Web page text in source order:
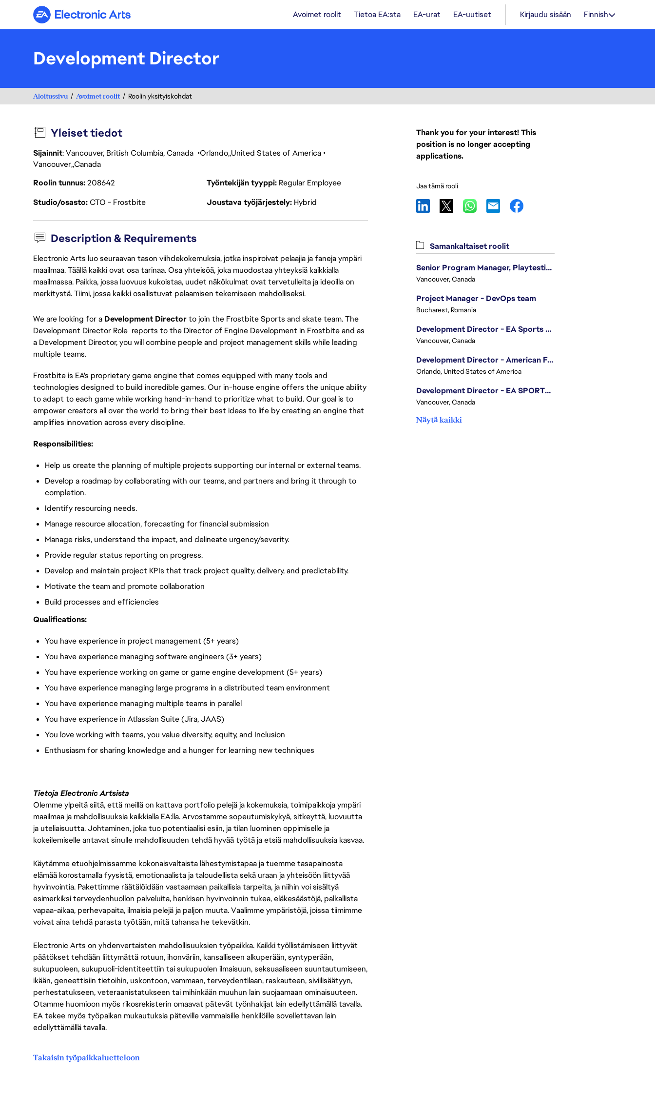
Electronic Arts Avoimet roolit Tietoa EA:sta EA-urat EA-uutiset Kirjaudu sisään Finnish
Development Director
Aloitussivu Avoimet roolit Roolin yksityiskohdat
Yleiset tiedot
Sijainnit: Vancouver, British Columbia, Canada Orlando United States of America
Vancouver Canada
Roolin tunnus208642 Työntekijän tyyppi Regular Employee
Studio/osastoCTO - Frostbite Joustava työjärjestely Hybrid
Description & Requirements
Electronic Arts luo seuraavan tason viihdekokemuksia, jotka inspiroivat pelaajia ja faneja ympäri
maailmaa. Täällä kaikki ovat osa tarinaa. Osa yhteisöä, joka muodostaa yhteyksiä kaikkialla
maailmassa. Paikka, jossa luovuus kukoistaa, uudet näkökulmat ovat tervetulleita ja ideoilla on
merkitystä. Tiimi, jossa kaikki osallistuvat pelaamisen tekemiseen mahdolliseksi.
We are looking for a Development Directorto join the Frostbite Sports and skate team. The
Development Director Role reports to the Director of Engine Development in Frostbite and as
a Development Director, you will combine people and project management skills while leading
multiple teams.
Frostbite is EA's proprietary game engine that comes equipped with many tools and
technologies designed to build incredible games. Our in-house engine offers the unique ability
to adapt to each game while working hand-in-hand to prioritize what to build. Our goal is to
empower creators all over the world to bring their best ideas to life by creating an engine that
amplifies innovation across every discipline.
Responsibilities:
Help us create the planning of multiple projects supporting our internal or external teams.
Develop a roadmap by collaborating with our teams, and partners and bring it through to
completion.
Identify resourcing needs.
Manage resource allocation, forecasting for financial submission
Manage risks, understand the impact, and delineate urgency/severity.
Provide regular status reporting on progress.
Develop and maintain project KPIs that track project quality, delivery, and predictability.
Motivate the team and promote collaboration
Build processes and efficiencies
Qualifications:
You have experience in project management (5+ years)
You have experience managing software engineers (3+ years)
You have experience working on game or game engine development (5+ years)
You have experience managing large programs in a distributed team environment
You have experience managing multiple teams in parallel
You have experience in Atlassian Suite (Jira, JAAS)
You love working with teams, you value diversity, equity, and Inclusion
Enthusiasm for sharing knowledge and a hunger for learning new techniques
Tietoja Electronic Artsista
Olemme ylpeitä siitä, että meillä on kattava portfolio pelejä ja kokemuksia, toimipaikkoja ympäri
maailmaa ja mahdollisuuksia kaikkialla EA:lla. Arvostamme sopeutumiskykyä, sitkeyttä, luovuutta
ja uteliaisuutta. Johtaminen, joka tuo potentiaalisi esiin, ja tilan luominen oppimiselle ja
kokeilemiselle antavat sinulle mahdollisuuden tehdä hyvää työtä ja etsiä mahdollisuuksia kasvaa.
Käytämme etuohjelmissamme kokonaisvaltaista lähestymistapaa ja tuemme tasapainosta
elämää korostamalla fyysistä, emotionaalista ja taloudellista sekä uraan ja yhteisöön liittyvää
hyvinvointia. Pakettimme räätälöidään vastaamaan paikallisia tarpeita, ja niihin voi sisältyä
esimerkiksi terveydenhuollon palveluita, henkisen hyvinvoinnin tukea, eläkesäästöjä, palkallista
vapaa-aikaa, perhevapaita, ilmaisia pelejä ja paljon muuta. Vaalimme ympäristöjä, joissa tiimimme
voivat aina tehdä parasta työtään, mitä tahansa he tekevätkin.
Electronic Arts on yhdenvertaisten mahdollisuuksien työpaikka. Kaikki työllistämiseen liittyvät
päätökset tehdään liittymättä rotuun, ihonväriin, kansalliseen alkuperään, syntyperään,
sukupuoleen, sukupuoli-identiteettiin tai sukupuolen ilmaisuun, seksuaaliseen suuntautumiseen,
ikään, geneettisiin tietoihin, uskontoon, vammaan, terveydentilaan, raskauteen, siviilisäätyyn,
perhestatukseen, veteraanistatukseen tai mihinkään muuhun lain suojaamaan ominaisuuteen.
Otamme huomioon myös rikosrekisterin omaavat pätevät työnhakijat lain edellyttämällä tavalla.
EA tekee myös työpaikan mukautuksia päteville vammaisille henkilöille sovellettavan lain
edellyttämällä tavalla.
Takaisin työpaikkaluetteloon
Thank you for your interest! This
position is no longer accepting
applications.
Jaa tämä rooli
Samankaltaiset roolit
Senior Program Manager, Playtesting Programs
Vancouver, Canada
Project Manager - DevOps team
Bucharest, Romania
Development Director - EA Sports FC
Vancouver, Canada
Development Director - American Football
Orlando, United States of America
Development Director - EA SPORTS UFC
Vancouver, Canada
Näytä kaikki